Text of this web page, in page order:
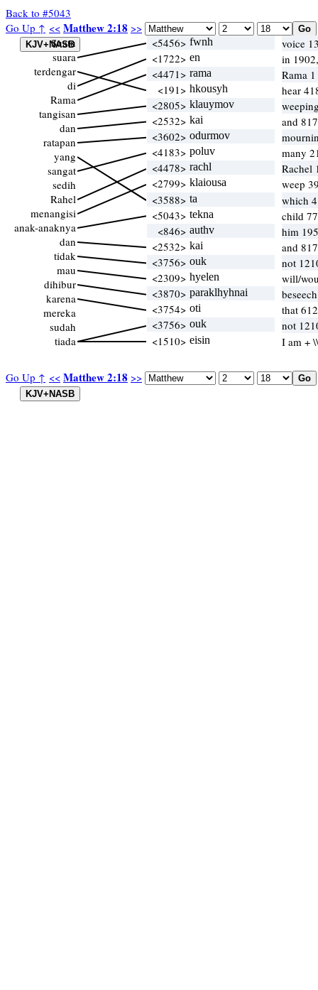
Back to #5043
Go Up ↑ << Matthew 2:18 >>
Go Up ↑ << Matthew 2:18 >>
Suatu
suara
terdengar
di
Rama
tangisan
dan
ratapan
yang
sangat
sedih
Rahel
menangisi
anak-anaknya
dan
tidak
mau
dihibur
karena
mereka
sudah
tiada
<5456> fwnh
voice
<1722> en
in
<4471> rama
Rama 1
<191> hkousyh
hear
<2805> klauymov
<2532> kai
and
<3602> odurmov
<4183> poluv
many
<4478> rachl
Rachel
<2799> klaiousa
weep
<3588> ta
which
<5043> tekna
child
<846> authv
him
<2532> kai
and
<3756> ouk
not
<2309> hyelen
will/
<3870> paraklhyhnai
<3754> oti
that
<3756> ouk
not
<1510> eisin I am +